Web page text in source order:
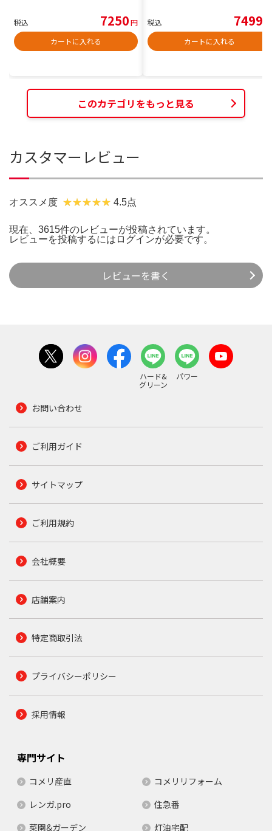
税込 7250円
カートに入れる
税込 7499
カートに入れる
このカテゴリをもっと見る
カスタマーレビュー
オススメ度 4.5点
現在、3615件のレビューが投稿されています。
レビューを投稿するには ログインが必要です。
レビューを書く
ハード&
グリーン
パワー
お問い合わせ
ご利用ガイド
サイトマップ
ご利用規約
会社概要
店舗案内
特定商取引法
プライバシーポリシー
採用情報
専門サイト
コメリ産直
コメリリフォーム
レンガ.pro
住急番
菜園&ガーデン
灯油宅配